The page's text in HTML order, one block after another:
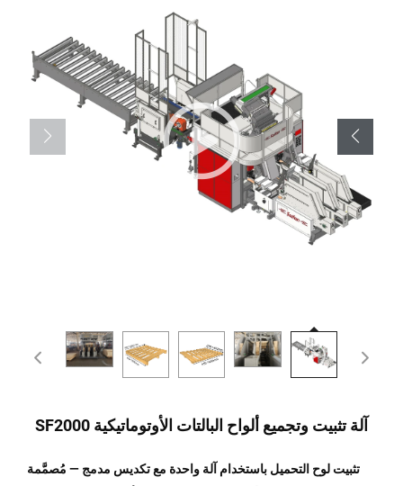
آلة تثبيت وتجميع ألواح البالتات الأوتوماتيكية SF2000
تثبيت لوح التحميل باستخدام آلة واحدة مع تكديس مدمج — مُصمَّمة